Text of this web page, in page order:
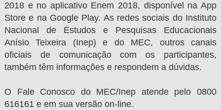
2018 e no aplicativo Enem 2018, disponível na App
Store e na Google Play. As redes sociais do Instituto
Nacional de Estudos e Pesquisas Educacionais
Anísio Teixeira (Inep) e do MEC, outros canais
oficiais de comunicação com os participantes,
também têm informações e respondem a dúvidas.
O Fale Conosco do MEC/Inep atende pelo 0800
616161 e em sua versão on-line.